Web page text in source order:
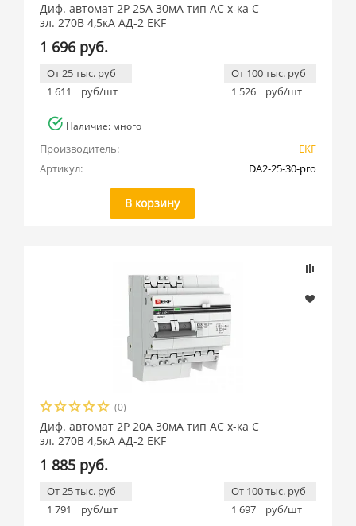
Диф. автомат 2Р 25А 30мА тип АС х-ка C
эл. 270В 4,5кА АД-2 EKF
1 696 руб.
От 25 тыс. руб
1 611
руб/шт
От 100 тыс. руб
1 526
руб/шт
Наличие: много
Производитель:
EKF
Артикул:
DA2-25-30-pro
В корзину
(0)
Диф. автомат 2Р 20А 30мА тип АС х-ка C
эл. 270В 4,5кА АД-2 EKF
1 885 руб.
От 25 тыс. руб
1 791
руб/шт
От 100 тыс. руб
1 697
руб/шт